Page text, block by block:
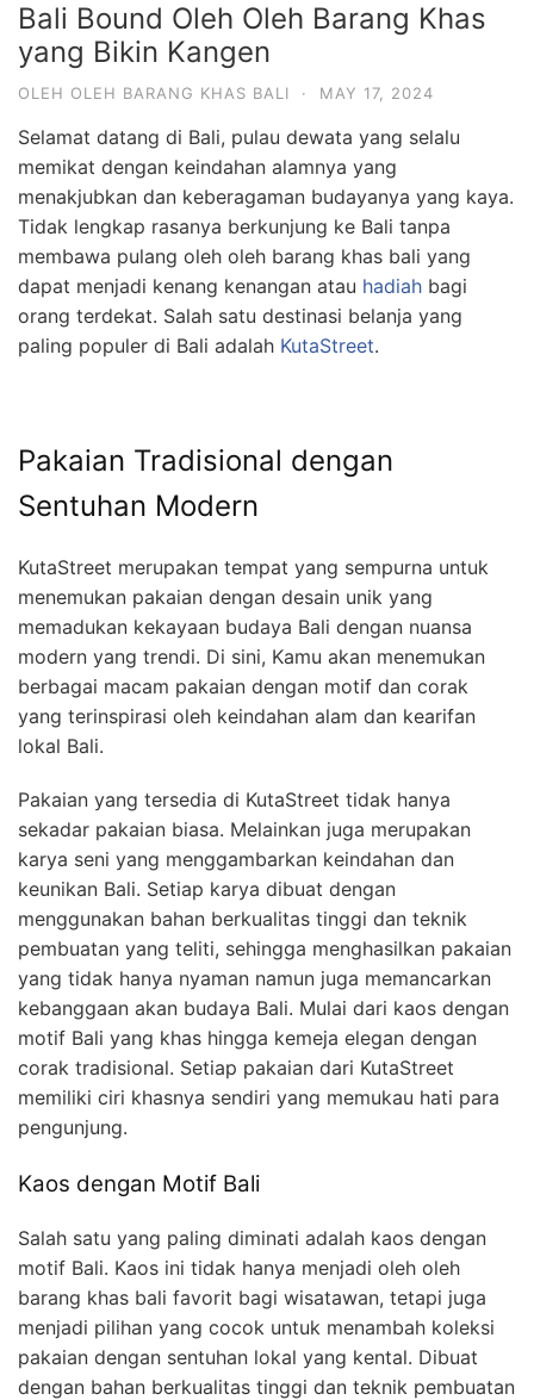
Bali Bound Oleh Oleh Barang Khas
yang Bikin Kangen
OLEH OLEH BARANG KHAS BALI · MAY 17, 2024
Selamat datang di Bali, pulau dewata yang selalu
memikat dengan keindahan alamnya yang
menakjubkan dan keberagaman budayanya yang kaya.
Tidak lengkap rasanya berkunjung ke Bali tanpa
membawa pulang oleh oleh barang khas bali yang
dapat menjadi kenang kenangan atau hadiah bagi
orang terdekat. Salah satu destinasi belanja yang
paling populer di Bali adalah KutaStreet.
Pakaian Tradisional dengan
Sentuhan Modern
KutaStreet merupakan tempat yang sempurna untuk
menemukan pakaian dengan desain unik yang
memadukan kekayaan budaya Bali dengan nuansa
modern yang trendi. Di sini, Kamu akan menemukan
berbagai macam pakaian dengan motif dan corak
yang terinspirasi oleh keindahan alam dan kearifan
lokal Bali.
Pakaian yang tersedia di KutaStreet tidak hanya
sekadar pakaian biasa. Melainkan juga merupakan
karya seni yang menggambarkan keindahan dan
keunikan Bali. Setiap karya dibuat dengan
menggunakan bahan berkualitas tinggi dan teknik
pembuatan yang teliti, sehingga menghasilkan pakaian
yang tidak hanya nyaman namun juga memancarkan
kebanggaan akan budaya Bali. Mulai dari kaos dengan
motif Bali yang khas hingga kemeja elegan dengan
corak tradisional. Setiap pakaian dari KutaStreet
memiliki ciri khasnya sendiri yang memukau hati para
pengunjung.
Kaos dengan Motif Bali
Salah satu yang paling diminati adalah kaos dengan
motif Bali. Kaos ini tidak hanya menjadi oleh oleh
barang khas bali favorit bagi wisatawan, tetapi juga
menjadi pilihan yang cocok untuk menambah koleksi
pakaian dengan sentuhan lokal yang kental. Dibuat
dengan bahan berkualitas tinggi dan teknik pembuatan